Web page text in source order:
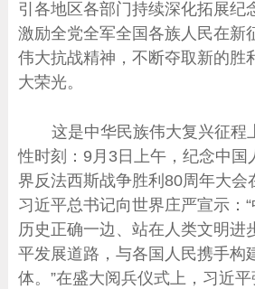
引各地区各部门持续深化拓展纪
激励全党全军全国各族人民在新
伟大抗战精神，不断夺取新的胜
大荣光。
这是中华民族伟大复兴征程
性时刻：9月3日上午，纪念中国
界反法西斯战争胜利80周年大会
习近平总书记向世界庄严宣示：
历史正确一边、站在人类文明进
平发展道路，与各国人民携手构
体。”在盛大阅兵仪式上，习近